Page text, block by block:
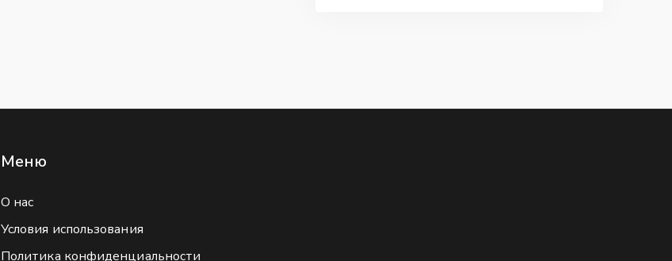
Меню
О нас
Условия использования
Политика конфиденциальности